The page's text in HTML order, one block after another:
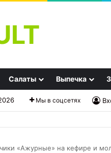
Салаты Выпечка
Мы в соцсетях
«Ажурные» на кефире и